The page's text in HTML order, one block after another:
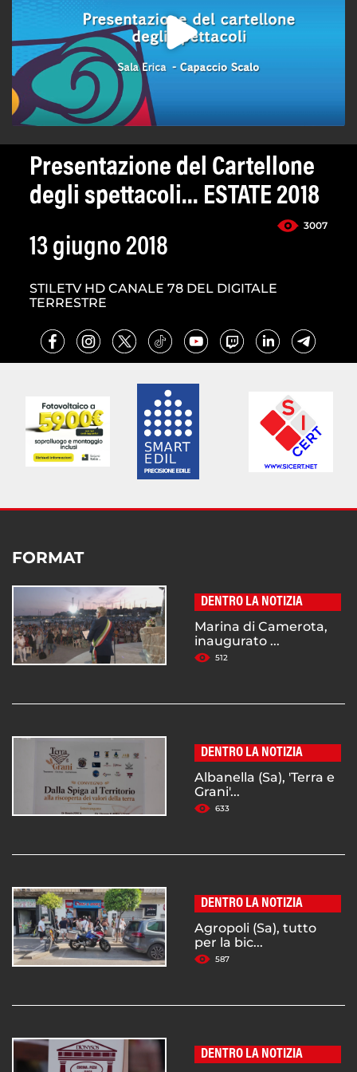
Presentazione del Cartellone
degli spettacoli... ESTATE 2018
3007
13 giugno 2018
STILETV HD CANALE 78 DEL DIGITALE
TERRESTRE
FORMAT
DENTRO LA NOTIZIA
Marina di Camerota,
inaugurato ...
512
DENTRO LA NOTIZIA
Albanella (Sa), 'Terra e
Grani'...
633
DENTRO LA NOTIZIA
Agropoli (Sa), tutto
per la bic...
587
DENTRO LA NOTIZIA